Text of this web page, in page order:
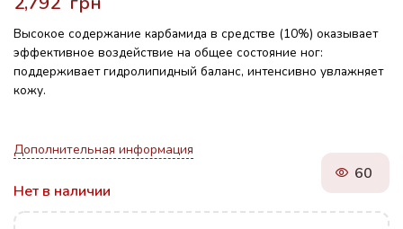
Высокое содержание карбамида в средстве (10%) оказывает
эффективное воздействие на общее состояние ног:
поддерживает гидролипидный баланс, интенсивно увлажняет
кожу.
Дополнительная информация
Нет в наличии
60